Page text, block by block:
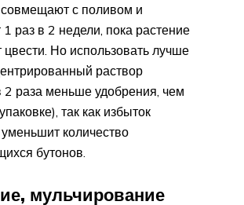
с поливом и
1 раз в 2 недели, пока растение
цвести. Но использовать лучше
раствор
2 раза меньше удобрения, чем
так как избыток
количество
бутонов.
мульчирование